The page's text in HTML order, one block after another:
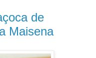
de
Maisena